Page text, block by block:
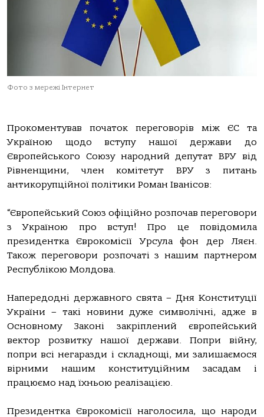
Фото з мережі Інтернет
Прокоментував початок переговорів між ЄС та
Україною щодо вступу нашої держави до
Європейського Союзу народний депутат ВРУ від
Рівненщини, член комітетут ВРУ з питань
антикорупційної політики Роман Іванісов:
“Європейський Союз офіційно розпочав переговори
з Україною про вступ! Про це повідомила
президентка Єврокомісії Урсула фон дер Ляєн.
Також переговори розпочаті з нашим партнером
Республікою Молдова.
Напередодні державного свята – Дня Конституції
України – такі новини дуже символічні, адже в
Основному Законі закріплений європейський
вектор розвитку нашої держави. Попри війну,
попри всі негаразди і складнощі, ми залишаємося
вірними нашим конституційним засадам і
працюємо над їхньою реалізацією.
Президентка Єврокомісії наголосила, що народи